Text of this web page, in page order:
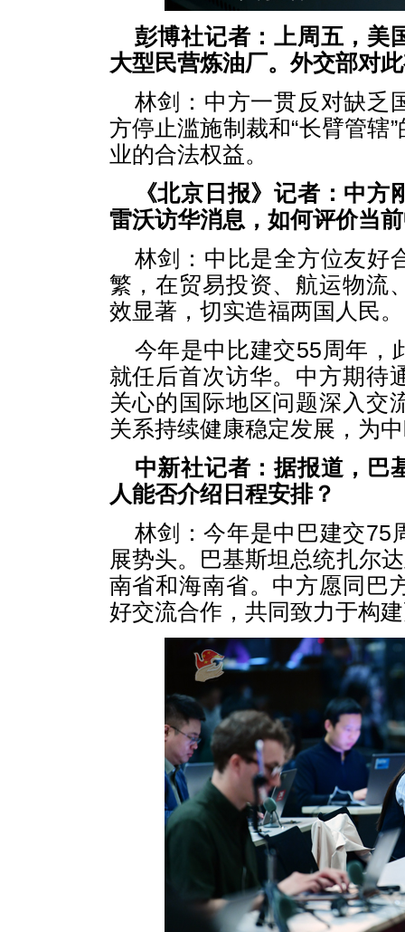
彭博社记者：上周五，美
大型民营炼油厂。外交部对
林剑：中方一贯反对缺乏
方停止滥施制裁和“长臂管辖
业的合法权益。
《北京日报》记者：中
雷沃访华消息，如何评价当
林剑：中比是全方位友好
繁，在贸易投资、航运物流
效显著，切实造福两国人民。
今年是中比建交55周年，
就任后首次访华。中方期待
关心的国际地区问题深入交
关系持续健康稳定发展，为
中新社记者：据报道，巴
人能否介绍日程安排？
林剑：今年是中巴建交75
展势头。巴基斯坦总统扎尔
南省和海南省。中方愿同巴
好交流合作，共同致力于构